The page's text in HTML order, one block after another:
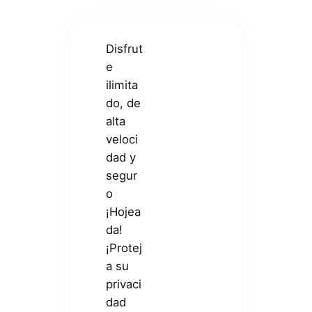
Disfrut
e
ilimita
do, de
alta
veloci
dad y
segur
o
¡Hojea
da!
¡Protej
a su
privaci
dad